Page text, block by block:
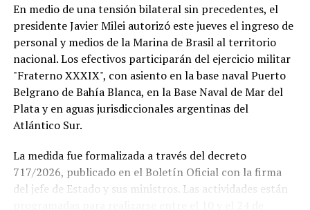
Si se concreta, la visita del Sumo Pontífice sería un
En medio de una tensión bilateral sin precedentes, el
presidente Javier Milei autorizó este jueves el ingreso de
personal y medios de la Marina de Brasil al territorio
nacional. Los efectivos participarán del ejercicio militar
"Fraterno XXXIX", con asiento en la base naval Puerto
Belgrano de Bahía Blanca, en la Base Naval de Mar del
Plata y en aguas jurisdiccionales argentinas del
Atlántico Sur.
La medida fue formalizada a través del decreto
717/2026, publicado en el Boletín Oficial con la firma
del jefe de Estado y sus ministros. Las actividades están